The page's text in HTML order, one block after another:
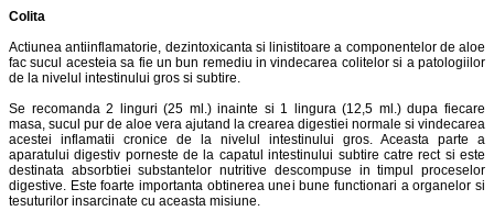
Colita
Actiunea antiinflamatorie, dezintoxicanta si linistitoare a componentelor de aloe
fac sucul acesteia sa fie un bun remediu in vindecarea colitelor si a patologiilor
de la nivelul intestinului gros si subtire.
Se recomanda 2 linguri (25 ml.) inainte si 1 lingura (12,5 ml.) dupa fiecare
masa, sucul pur de aloe vera ajutand la crearea digestiei normale si vindecarea
acestei inflamatii cronice de la nivelul intestinului gros. Aceasta parte a
aparatului digestiv porneste de la capatul intestinului subtire catre rect si este
destinata absorbtiei substantelor nutritive descompuse in timpul proceselor
digestive. Este foarte importanta obtinerea unei bune functionari a organelor si
tesuturilor insarcinate cu aceasta misiune.